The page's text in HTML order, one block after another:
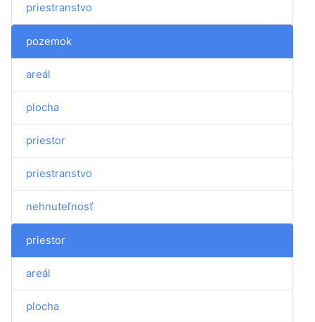
priestranstvo
pozemok
areál
plocha
priestor
priestranstvo
nehnuteľnosť
priestor
areál
plocha